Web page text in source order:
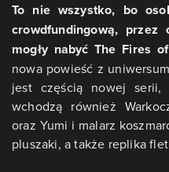
To nie wszystko, bo
crowdfundingową,
mogły nabyć The Fires
nowa powieść z
jest częścią nowej serii,
wchodzą również
oraz Yumi i malarz
pluszaki, a także replika